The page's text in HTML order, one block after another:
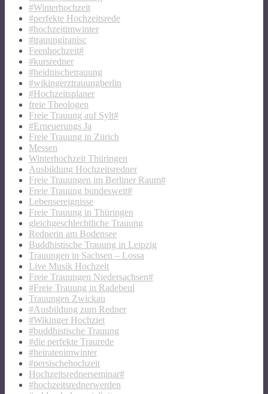
#Winterhochzeit
#perfekte Hochzeitsrede
#hochzeitimwinter
#trauungiranisc
Feenhochzeit#
#kursredner
#heidnischetrauung
#wikingerztrauungberlin
#Hochzeitsplaner
freie Theologen
Freie Trauung auf Sylt#
#Erneuerungs Ja
Freie Trauung in Zürich
Messen
Winterhochzeit Thüringen
Ausbildung Hochzeitsredner
Freie Trauungen im Berliner Raum#
Freie Trauung bundesweit#
Lebensereignisse
Freie Trauung in Thüringen
gleichgeschlechtliche Trauung
Rednerin am Bodensee
Buddhistische Trauung in Leipzig
Trauungen in Sachsen – Lossa
Live Musik Hochzeit
Freie Trauungen Niedersachsen#
#Freie Trauung in Radebeul
Trauungen Zwickau
#Ausbildung zum Redner
#Wikinger Hochziet
#buddhistische Trauung
#die perfekte Traurede
#heiratenimwinter
#persischehochzeit
Hochzeitsrednerseminar#
#hochzeitsrednerwerden